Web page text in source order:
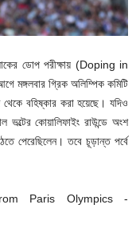
ডোপ পরীক্ষায় (Doping in
গ্রিক অলিম্পিক কমিটি
বহিষ্কার করা হয়েছে। যদিও
কোয়ালিফাইং রাউন্ডে অংশ
পেরেছিলেন। তবে চূড়ান্ত পর্বে